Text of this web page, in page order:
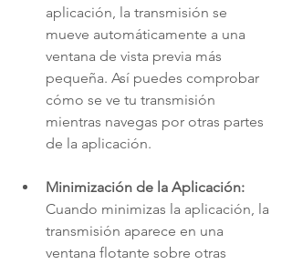
aplicación, la transmisión se
mueve automáticamente a una
ventana de vista previa más
pequeña. Así puedes comprobar
cómo se ve tu transmisión
mientras navegas por otras partes
de la aplicación.
Minimización de la Aplicación:
Cuando minimizas la aplicación, la
transmisión aparece en una
ventana flotante sobre otras